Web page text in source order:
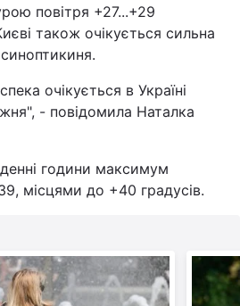
повітря +27...+29
також очікується сильна
очікується в Україні
- повідомила Наталка
години максимум
місцями до +40 градусів.